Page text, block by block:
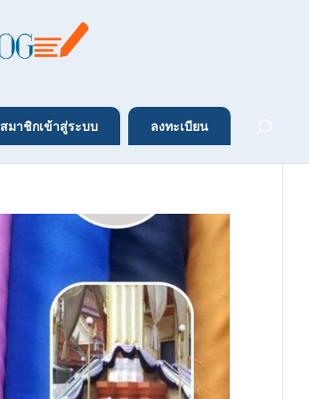
สมาชิกเข้าสู่ระบบ ลงทะเบียน